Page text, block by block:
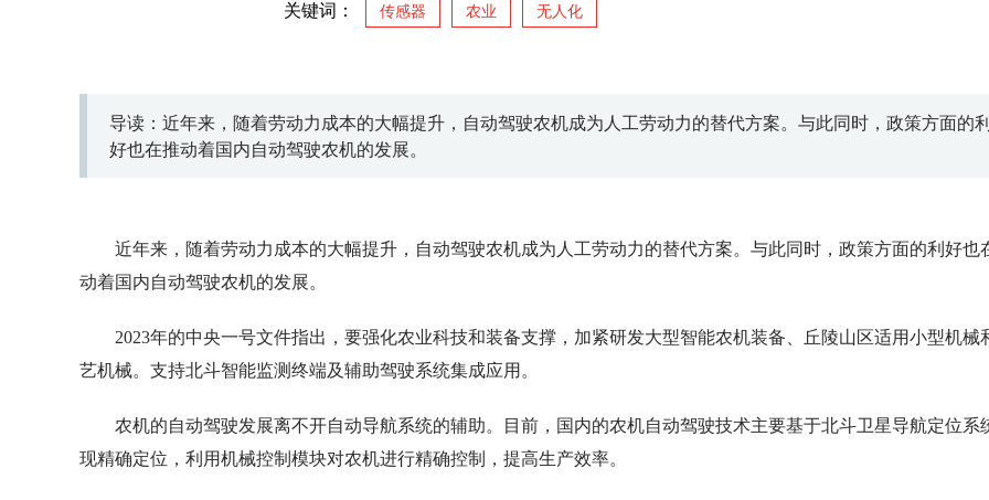
关键词： 传感器 农业 无人化
导读：近年来，随着劳动力成本的大幅提升，自动驾驶农机成为人工劳动力的替代方案。与此同时，政策方面的利
好也在推动着国内自动驾驶农机的发展。
近年来，随着劳动力成本的大幅提升，自动驾驶农机成为人工劳动力的替代方案。与此同时，政策方面的利好也
动着国内自动驾驶农机的发展。
2023年的中央一号文件指出，要强化农业科技和装备支撑，加紧研发大型智能农机装备、丘陵山区适用小型机械
艺机械。支持北斗智能监测终端及辅助驾驶系统集成应用。
农机的自动驾驶发展离不开自动导航系统的辅助。目前，国内的农机自动驾驶技术主要基于北斗卫星导航定位系
现精确定位，利用机械控制模块对农机进行精确控制，提高生产效率。